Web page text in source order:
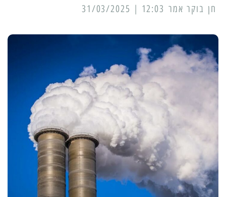
12:03 | 31/03/2025